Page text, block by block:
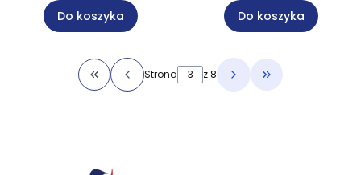
Do koszyka Do koszyka
Wróć do pierwszej strony z produktami
Strona z 8 Przejdź do